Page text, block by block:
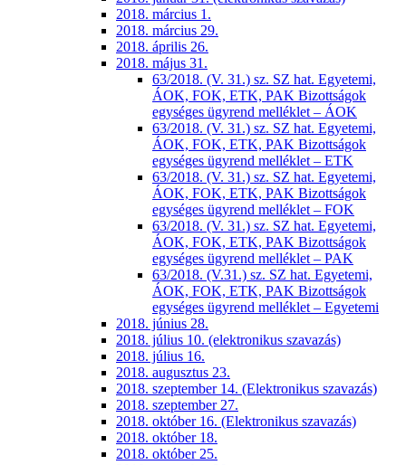
2018. március 1.
2018. március 29.
2018. április 26.
2018. május 31.
63/2018. (V. 31.) sz. SZ hat. Egyetemi,
ÁOK, FOK, ETK, PAK Bizottságok
egységes ügyrend melléklet – ÁOK
63/2018. (V. 31.) sz. SZ hat. Egyetemi,
ÁOK, FOK, ETK, PAK Bizottságok
egységes ügyrend melléklet – ETK
63/2018. (V. 31.) sz. SZ hat. Egyetemi,
ÁOK, FOK, ETK, PAK Bizottságok
egységes ügyrend melléklet – FOK
63/2018. (V. 31.) sz. SZ hat. Egyetemi,
ÁOK, FOK, ETK, PAK Bizottságok
egységes ügyrend melléklet – PAK
63/2018. (V.31.) sz. SZ hat. Egyetemi,
ÁOK, FOK, ETK, PAK Bizottságok
egységes ügyrend melléklet – Egyetemi
2018. június 28.
2018. július 10. (elektronikus szavazás)
2018. július 16.
2018. augusztus 23.
2018. szeptember 14. (Elektronikus szavazás)
2018. szeptember 27.
2018. október 16. (Elektronikus szavazás)
2018. október 18.
2018. október 25.